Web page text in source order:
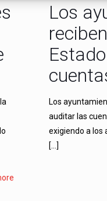
Los
Los
auditar las
exigiendo a los
[…]